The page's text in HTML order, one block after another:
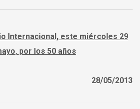
Salud
a
Internacional, este miércoles 29
por los 50 años
28/05/2013